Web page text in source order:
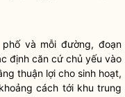
và mỗi đường, đoạn
định căn cứ chủ yếu vào
thuận lợi cho sinh hoạt,
cách tới khu trung